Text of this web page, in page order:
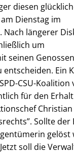
diesen
Dienstag im
längerer
um
seinen
Ein
CSU-Koalition
für den
Sollte der
gelöst
soll die